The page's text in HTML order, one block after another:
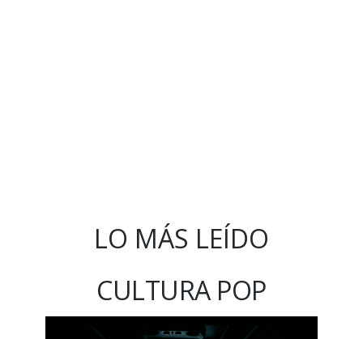
LO MÁS LEÍDO
CULTURA POP